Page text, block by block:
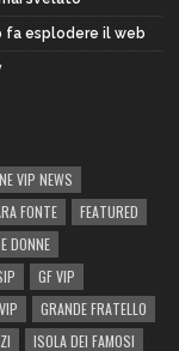
fa esplodere il web
VIP NEWS
FONTE
FEATURED
DONNE
GF VIP
GRANDE FRATELLO
ISOLA DEI FAMOSI